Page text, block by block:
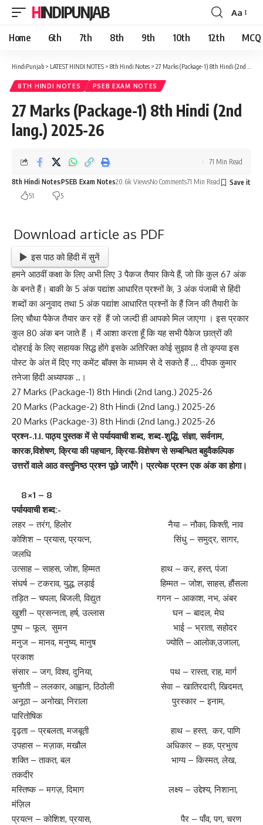
HINDIPUNJAB
Font
Resizer
Aa
Home 6th 7th 8th 9th 10th 12th MCQ
HindiPunjab > LATEST HINDI NOTES > 8th Hindi Notes > 27 Marks (Package-1) 8th Hindi (2nd lang.) 2025-26
8TH HINDI NOTES PSEB EXAM NOTES
27 Marks (Package-1) 8th Hindi (2nd
lang.) 2025-26
8th Hindi NotesPSEB Exam Notes20.6k ViewsNo Comments71 Min Read
51
5
71 Min Read
Download article as PDF
इस पाठ को हिंदी में सुनें
हमने आठवीं कक्षा के लिए अभी लिए 3 पैकज तैयार किये हैं, जो कि कुल 67 अंक
के बनते हैं। बाकी के 5 अंक पद्यांश आधारित प्रश्नों के, 3 अंक पंजाबी से हिंदी
शब्दों का अनुवाद तथा 5 अंक पद्यांश आधारित प्रश्नों के हैं जिन की तैयारी के
लिए चौथा पैकेज तैयार कर रहें हैं जो जल्दी ही आपको मिल जाएगा । इस प्रकार
कुल 80 अंक बन जाते हैं । मैं आशा करता हूँ कि यह सभी पैकेज छात्रों की
दोहराई के लिए सहायक सिद्ध होंगे इसके अतिरिक्त कोई सुझाव है तो कृपया इस
पोस्ट के अंत में दिए गए कमेंट बॉक्स के माध्यम से दे सकते हैं … दीपक कुमार
तनेजा हिंदी अध्यापक ..।
27 Marks (Package-1) 8th Hindi (2nd lang.) 2025-26
20 Marks (Package-2) 8th Hindi (2nd lang.) 2025-26
20 Marks (Package-3) 8th Hindi (2nd lang.) 2025-26
प्रश्न-.1.I.पाठ्य पुस्तक में से पर्यायवाची शब्द,शब्द-शुद्धि, संज्ञा,सर्वनाम,
कारक,विशेषण,क्रिया की पहचान,क्रिया-विशेषण से सम्बन्धित बहुवैकल्पिक
उत्तरों वाले आठ वस्तुनिष्ठ प्रश्न पूछे जाएँगे। प्रत्येक प्रश्न एक अंक का होगा।
8×1 – 8
पर्यायवाची शब्द:-
लहर – तरंग, हिलोर नैया – नौका, किश्ती, नाव
कोशिश – प्रयास, प्रयत्न, सिंधु – समुद्र, सागर,
जलधि
उत्साह – साहस, जोश, हिम्मत हाथ – कर, हस्त, पंजा
संघर्ष – टकराव, युद्ध, लड़ाई हिम्मत – जोश, साहस, हौंसला
तड़ित – चपला, बिजली, विद्युत गगन – आकाश, नभ, अंबर
खुशी – प्रसन्नता, हर्ष, उल्लास घन – बादल, मेघ
पुष्प – फूल, सुमन भाई – भ्राता, सहोदर
मनुज – मानव, मनुष्य, मानुष ज्योति – आलोक,उजाला,
प्रकाश
संसार – जग, विश्व, दुनिया, पथ – रास्ता, राह, मार्ग
चुनौती – ललकार, आह्वान, ठिठोली सेवा – खातिरदारी, खिदमत,
अनूठा – अनोखा, निराला पुरस्कार – इनाम,
पारितोषिक
दृढ़ता – प्रबलता, मजबूती हाथ – हस्त, कर, पाणि
उपहास – मज़ाक, मखौल अधिकार – हक, प्रभुत्व
शक्ति – ताकत, बल भाग्य – किस्मत, लेख,
तकदीर
मस्तिष्क – मगज़, दिमाग लक्ष्य – उद्देश्य, निशाना,
मंज़िल
प्रयत्न – कोशिश, प्रयास, पैर – पाँव, पग, चरण